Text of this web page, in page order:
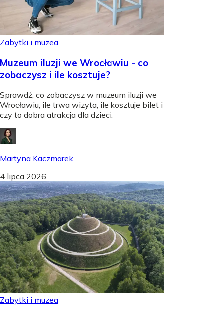
Zabytki i muzea
Muzeum iluzji we Wrocławiu - co
zobaczysz i ile kosztuje?
Sprawdź, co zobaczysz w muzeum iluzji we
Wrocławiu, ile trwa wizyta, ile kosztuje bilet i
czy to dobra atrakcja dla dzieci.
Martyna Kaczmarek
4 lipca 2026
Zabytki i muzea